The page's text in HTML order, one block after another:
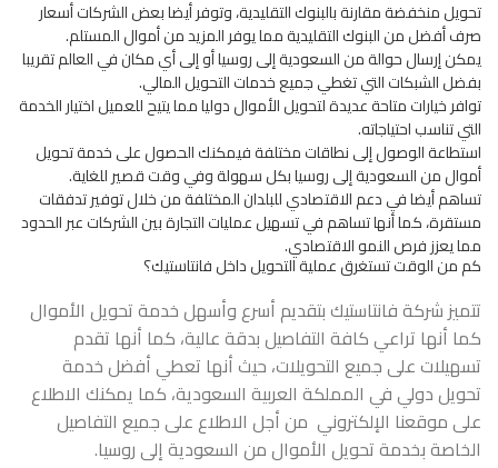
تحويل منخفضة مقارنة بالبنوك التقليدية، وتوفر أيضا بعض الشركات أسعار
صرف أفضل من البنوك التقليدية مما يوفر المزيد من أموال المستلم.
يمكن إرسال حوالة من السعودية إلى روسيا أو إلى أي مكان في العالم تقريبا
بفضل الشبكات التي تغطي جميع خدمات التحويل المالي.
توافر خيارات متاحة عديدة لتحويل الأموال دوليا مما يتيح للعميل اختيار الخدمة
التي تناسب احتياجاته.
استطاعة الوصول إلى نطاقات مختلفة فيمكنك الحصول على خدمة تحويل
أموال من السعودية إلى روسيا بكل سهولة وفي وقت قصير للغاية.
تساهم أيضا في دعم الاقتصادي للبلدان المختلفة من خلال توفير تدفقات
مستقرة، كما أنها تساهم في تسهيل عمليات التجارة بين الشركات عبر الحدود
مما يعزز فرص النمو الاقتصادي.
كم من الوقت تستغرق عملية التحويل داخل فانتاستيك؟
تتميز شركة فانتاستيك بتقديم أسرع وأسهل خدمة تحويل الأموال
كما أنها تراعي كافة التفاصيل بدقة عالية، كما أنها تقدم
تسهيلات على جميع التحويلات، حيث أنها تعطي أفضل خدمة
تحويل دولي في المملكة العربية السعودية، كما يمكنك الاطلاع
على موقعنا الإلكتروني من أجل الاطلاع على جميع التفاصيل
الخاصة بخدمة تحويل الأموال من السعودية إلى روسيا.